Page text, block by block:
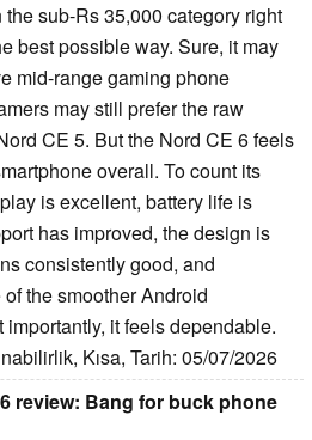
sub-Rs 35,000 category right
best possible way. Sure, it may
mid-range gaming phone
may still prefer the raw
CE 5. But the Nord CE 6 feels
overall. To count its
is excellent, battery life is
has improved, the design is
consistently good, and
the smoother Android
it feels dependable.
Kısa, Tarih: 05/07/2026
review: Bang for buck phone